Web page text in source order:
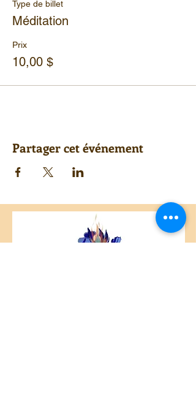
Type de billet
Méditation
Prix
10,00 $
Partager cet événement